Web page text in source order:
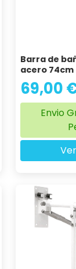
Barra de
acero 74cm
69,00
Envio